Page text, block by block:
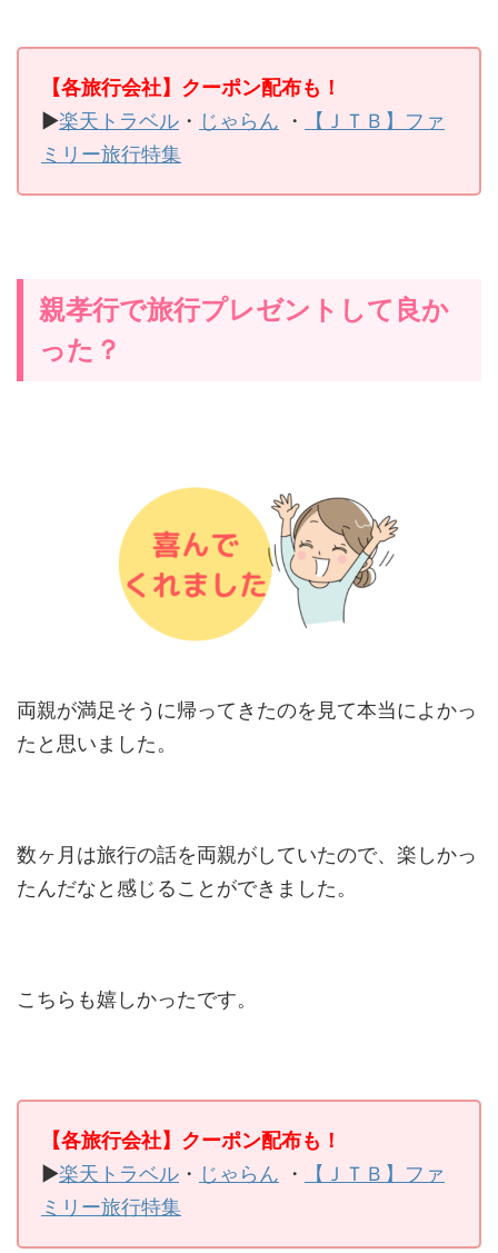
【各旅行会社】クーポン配布も！
▶楽天トラベル ・ じゃらん ・
【ＪＴＢ】ファ
ミリー旅行特集
親孝行で旅行プレゼントして良か
った？
両親が満足そうに帰ってきたのを見て本当によかっ
たと思いました。
数ヶ月は旅行の話を両親がしていたので、楽しかっ
たんだなと感じることができました。
こちらも嬉しかったです。
【各旅行会社】クーポン配布も！
▶楽天トラベル ・ じゃらん ・
【ＪＴＢ】ファ
ミリー旅行特集